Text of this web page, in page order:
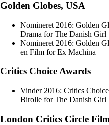
Golden Globes, USA
Nomineret 2016: Golden
Drama for The Danish Girl
Nomineret 2016: Golden
en Film for Ex Machina
Critics Choice Awards
Vinder 2016: Critics
Birolle for The Danish Girl
London Critics Circle